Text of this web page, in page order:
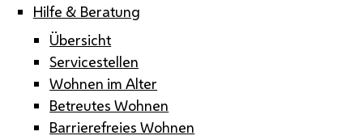
Hilfe & Beratung
Übersicht
Servicestellen
Wohnen im Alter
Betreutes Wohnen
Barrierefreies Wohnen